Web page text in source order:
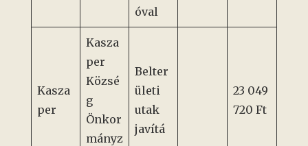
óval
Kasza
per
Kasza
per
Közsé
g
Önkor
mányz
Belter
ületi
utak
javítá
23 049
720 Ft